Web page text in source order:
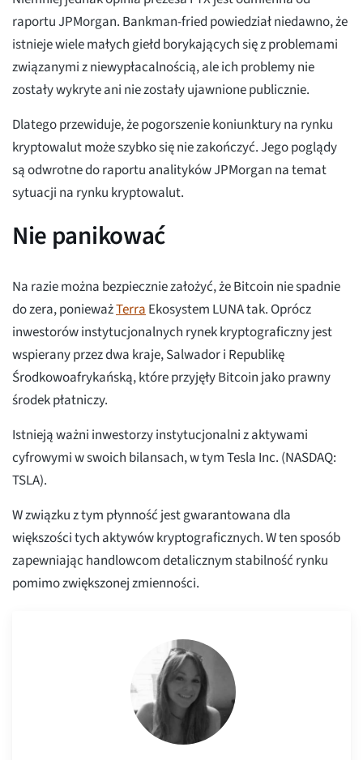
raportu JPMorgan. Bankman-fried powiedział niedawno, że
istnieje wiele małych giełd borykających się z problemami
związanymi z niewypłacalnością, ale ich problemy nie
zostały wykryte ani nie zostały ujawnione publicznie.
Dlatego przewiduje, że pogorszenie koniunktury na rynku
kryptowalut może szybko się nie zakończyć. Jego poglądy
są odwrotne do raportu analityków JPMorgan na temat
sytuacji na rynku kryptowalut.
Nie panikować
Na razie można bezpiecznie założyć, że Bitcoin nie spadnie
do zera, ponieważTerraEkosystem LUNA tak. Oprócz
inwestorów instytucjonalnych rynek kryptograficzny jest
wspierany przez dwa kraje, Salwador i Republikę
Środkowoafrykańską, które przyjęły Bitcoin jako prawny
środek płatniczy.
Istnieją ważni inwestorzy instytucjonalni z aktywami
cyfrowymi w swoich bilansach, w tym Tesla Inc. (NASDAQ:
TSLA).
W związku z tym płynność jest gwarantowana dla
większości tych aktywów kryptograficznych. W ten sposób
zapewniając handlowcom detalicznym stabilność rynku
pomimo zwiększonej zmienności.